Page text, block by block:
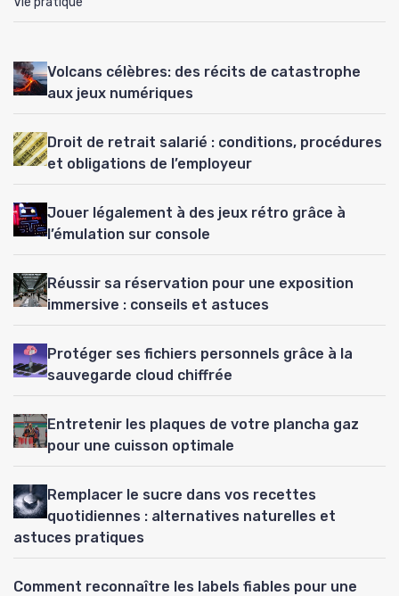
Volcans célèbres: des récits de catastrophe
aux jeux numériques
Droit de retrait salarié : conditions, procédures
et obligations de l’employeur
Jouer légalement à des jeux rétro grâce à
l’émulation sur console
Réussir sa réservation pour une exposition
immersive : conseils et astuces
Protéger ses fichiers personnels grâce à la
sauvegarde cloud chiffrée
Entretenir les plaques de votre plancha gaz
pour une cuisson optimale
Remplacer le sucre dans vos recettes
quotidiennes : alternatives naturelles et
astuces pratiques
Comment reconnaître les labels fiables pour une